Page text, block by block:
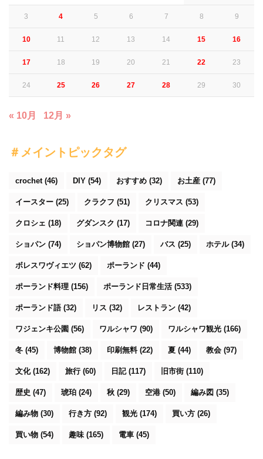
3 4 5 6 7 8 9
10 11 12 13 14 15 16
17 18 19 20 21 22 23
24 25 26 27 28 29 30
« 10月 12月 »
＃メイントピックタグ
crochet (46) DIY (54) おすすめ (32) お土産 (77)
イースター (25) クラクフ (51) クリスマス (53)
クロシェ (18) グダンスク (17) コロナ関連 (29)
ショパン (74) ショパン博物館 (27) バス (25) ホテル(34)
ボレスワヴィエツ (62) ポーランド (44)
ポーランド料理 (156) ポーランド日常生活(533)
ポーランド語(32) リス (32) レストラン (42)
ワジェンキ公園 (56) ワルシャワ (90) ワルシャワ観光 (166)
冬 (45) 博物館 (38) 印刷無料(22) 夏 (44) 教会 (97)
文化(162) 旅行 (60) 日記(117) 旧市街 (110)
歴史 (47) 琥珀 (24) 秋 (29) 空港 (50) 編み図 (35)
編み物 (30) 行き方 (92) 観光 (174) 買い方 (26)
買い物 (54) 趣味 (165) 電車 (45)